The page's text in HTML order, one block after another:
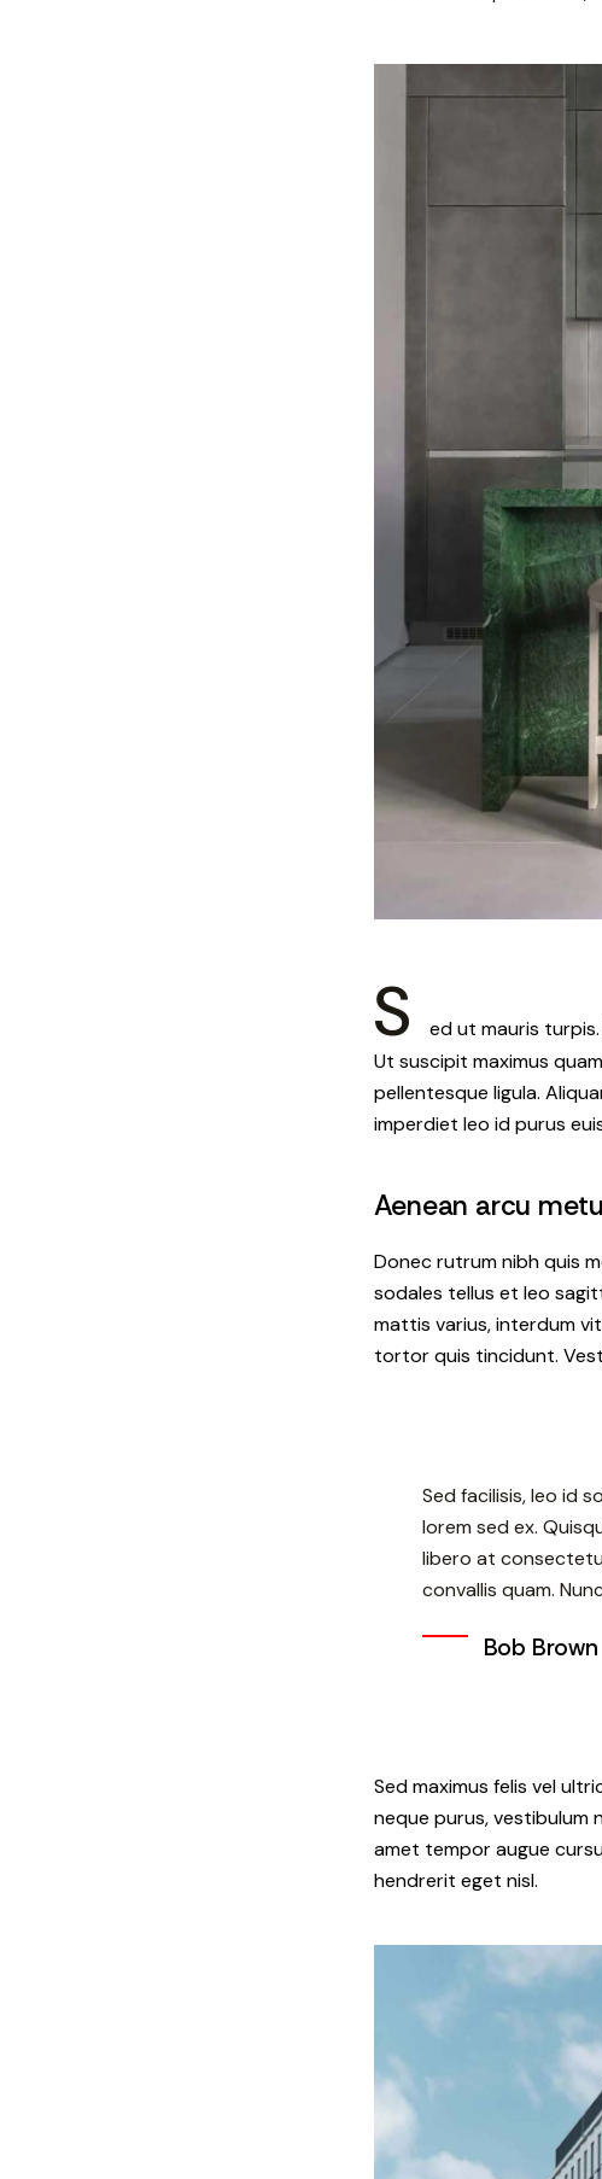
S
ed ut mauris
Ut suscipit maximus
pellentesque ligula.
imperdiet leo id purus
Aenean arcu
Donec rutrum nibh quis
sodales tellus et leo
mattis varius, interdum
tortor quis tincidunt.
Sed facilisis, leo id
lorem sed ex.
libero at
convallis quam.
Bob Brown
Sed maximus felis vel
neque purus, vestibulum
amet tempor augue
hendrerit eget nisl.